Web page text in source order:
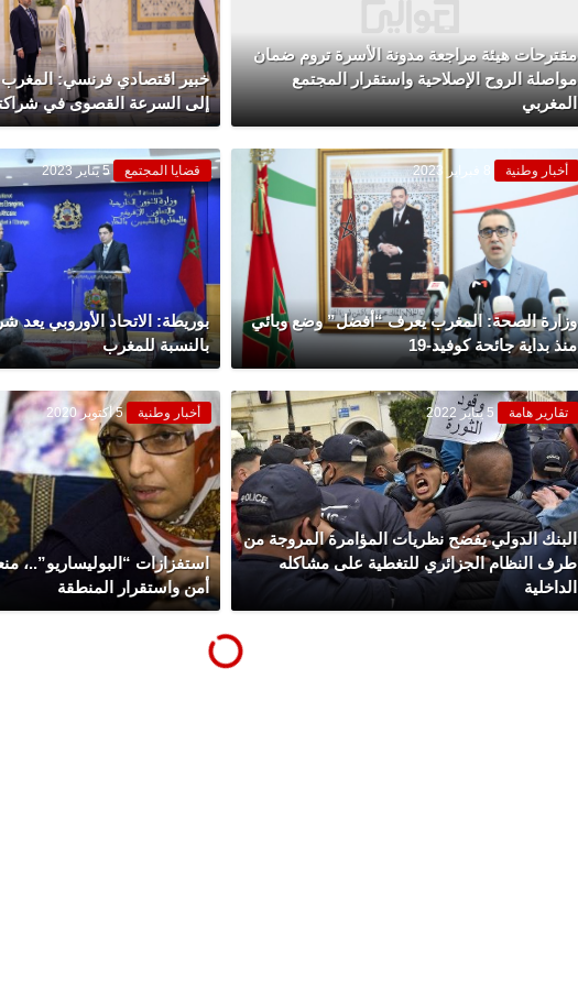
مقترحات هيئة مراجعة مدونة الأسرة تروم ضمان
مواصلة الروح الإصلاحية واستقرار المجتمع
المغربي
خبير اقتصادي فرنسي: المغرب
إلى السرعة القصوى في
أخبار وطنية
وزارة الصحة: المغرب يعرف “أفضل” وضع وبائي
منذ بداية جائحة كوفيد-19
قضايا المجتمع 5 يناير 2023
بوريطة: الاتحاد الأوروبي يعد
بالنسبة للمغرب
تقارير هامة 5 يناير 2022
البنك الدولي يفضح نظريات المؤامرة المروجة من
طرف النظام الجزائري للتغطية على مشاكله
الداخلية
أخبار وطنية 5 أكتوبر 2020
استفزازات “البوليساريو”..،
أمن واستقرار المنطقة